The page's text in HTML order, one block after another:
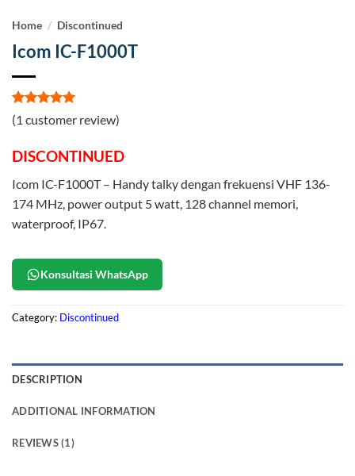
Home / Discontinued
Icom IC-F1000T
Rated5
out of 5
1
customer
(1 customer review)
DISCONTINUED
Icom IC-F1000T – Handy talky dengan frekuensi VHF 136-
174 MHz, power output 5 watt, 128 channel memori,
waterproof, IP67.
Konsultasi WhatsApp
Category: Discontinued
DESCRIPTION
ADDITIONAL INFORMATION
REVIEWS (1)